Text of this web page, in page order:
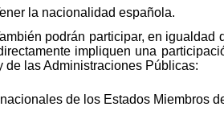
la nacionalidad española.
podrán participar, en igualdad
impliquen una
de las Administraciones Públicas:
de los Estados Miembros